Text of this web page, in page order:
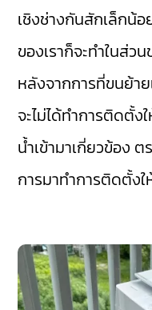
เชิงช่างกันสักเล็กน้
ของเราก็จะทำในส่ว
หลังจากการที่ขนย้า
จะไม่ได้ทำการติดตั้ง
น้ำเข้ามาเกี่ยวข้อง
การมาทำการติดตั้ง